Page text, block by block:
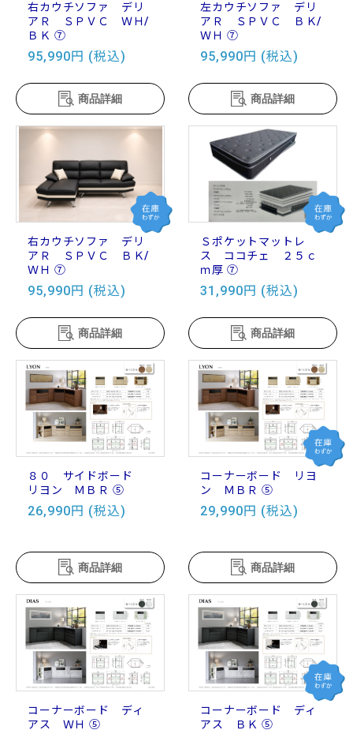
右カウチソファ デリ
アＲ ＳＰＶＣ ＷＨ/
ＢＫ ⑦
95,990円 (税込)
商品詳細
左カウチソファ デリ
アＲ ＳＰＶＣ ＢＫ/
ＷＨ ⑦
95,990円 (税込)
商品詳細
右カウチソファ デリ
アＲ ＳＰＶＣ ＢＫ/
ＷＨ ⑦
95,990円 (税込)
商品詳細
Ｓポケットマットレ
ス ココチェ ２５ｃ
ｍ厚 ⑦
31,990円 (税込)
商品詳細
８０ サイドボード
リヨン ＭＢＲ ⑤
26,990円 (税込)
商品詳細
コーナーボード リヨ
ン ＭＢＲ ⑤
29,990円 (税込)
商品詳細
コーナーボード ディ
アス ＷＨ ⑤
コーナーボード ディ
アス ＢＫ ⑤